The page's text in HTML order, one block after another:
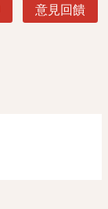
意見回饋